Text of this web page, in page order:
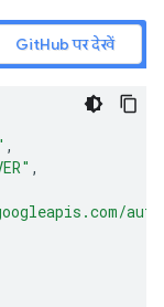
GitHub पर देखें
,
,